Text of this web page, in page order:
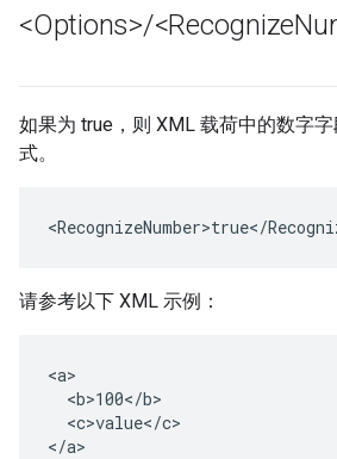
<Options>/<Recognize
如果为 true，则 XML 载荷中的数字
式。
<RecognizeNumber>true</
请参考以下 XML 示例：
<a>
  <b>100</b>
  <c>value</c>
</a>